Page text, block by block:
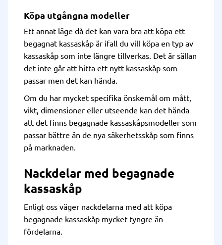
Köpa utgångna modeller
Ett annat läge då det kan vara bra att köpa ett
begagnat kassaskåp är ifall du vill köpa en typ av
kassaskåp som inte längre tillverkas. Det är sällan
det inte går att hitta ett nytt kassaskåp som
passar men det kan hända.
Om du har mycket specifika önskemål om mått,
vikt, dimensioner eller utseende kan det hända
att det finns begagnade kassaskåpsmodeller som
passar bättre än de nya säkerhetsskåp som finns
på marknaden.
Nackdelar med begagnade
kassaskåp
Enligt oss väger nackdelarna med att köpa
begagnade kassaskåp mycket tyngre än
fördelarna.